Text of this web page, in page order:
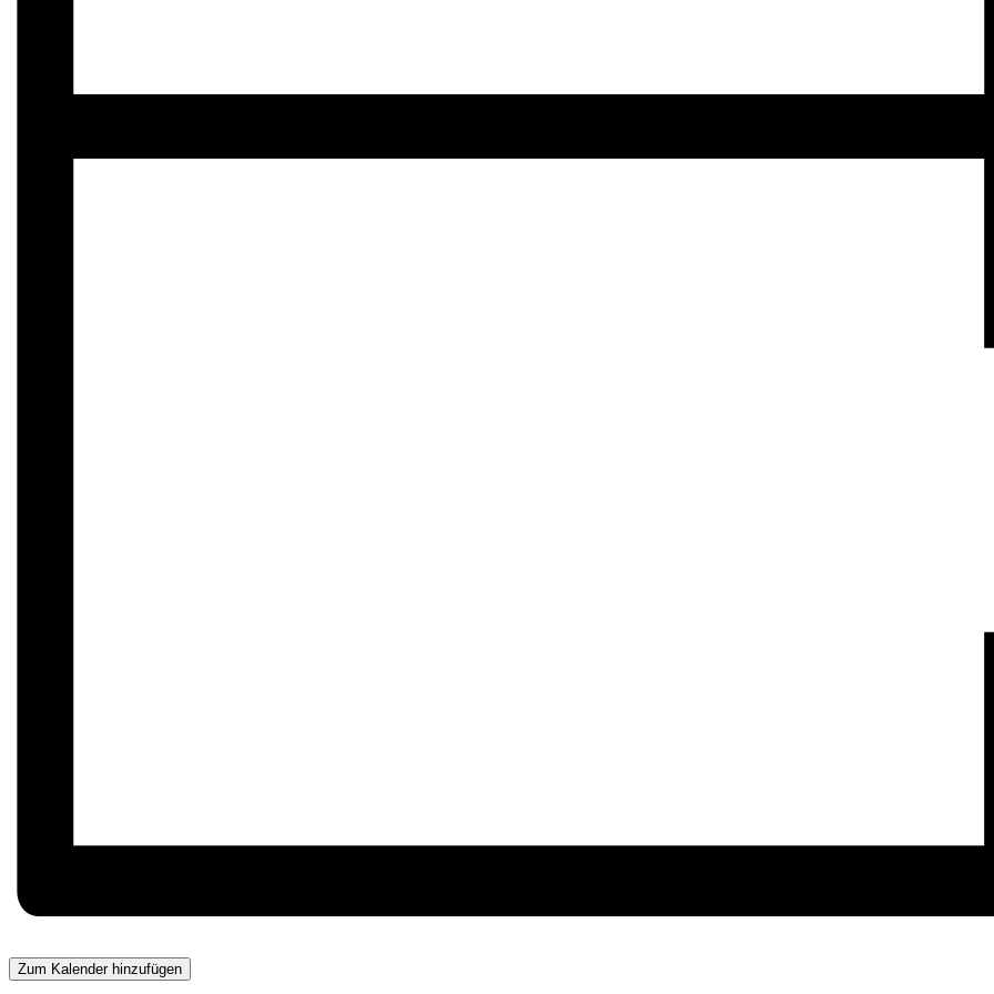
Zum Kalender hinzufügen